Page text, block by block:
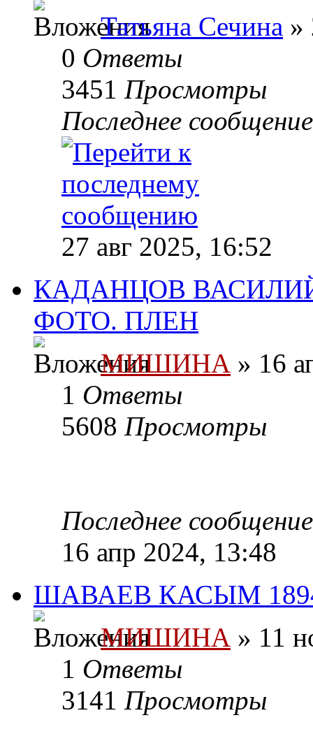
Татьяна Сечина »
0 Ответы
3451 Просмотры
Последнее
27 авг 2025, 16:52
КАДАНЦОВ
ФОТО. ПЛЕН
МИШИНА » 16
1 Ответы
5608 Просмотры
Последнее
16 апр 2024, 13:48
ШАВАЕВ КАСЫМ 1894
МИШИНА » 11
1 Ответы
3141 Просмотры